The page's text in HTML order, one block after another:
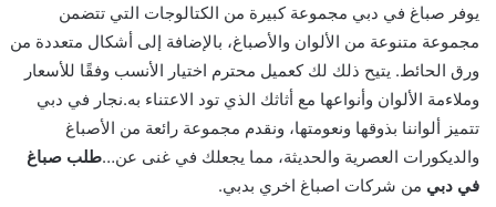
يوفر صباغ في دبي مجموعة كبيرة من الكتالوجات التي تتضمن
مجموعة متنوعة من الألوان والأصباغ، بالإضافة إلى أشكال متعددة من
ورق الحائط. يتيح ذلك لك كعميل محترم اختيار الأنسب وفقًا للأسعار
وملاءمة الألوان وأنواعها مع أثاثك الذي تود الاعتناء به.نجار في دبي
تتميز ألواننا بذوقها ونعومتها، ونقدم مجموعة رائعة من الأصباغ
والديكورات العصرية والحديثة، مما يجعلك في غنى عن…طلب صباغ
في دبي من شركات اصباغ اخري بدبي.